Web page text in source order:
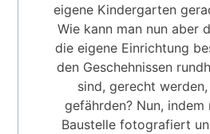
eigene Kindergarten
Wie kann man nun aber
die eigene Einrichtung
den Geschehnissen
sind, gerecht
gefährden? Nun, indem
Baustelle fotografiert